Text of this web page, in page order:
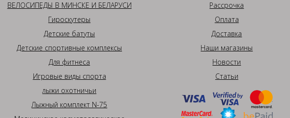
ВЕЛОСИПЕДЫ В МИНСКЕ И БЕЛАРУСИ
Гироскутеры
Детские батуты
Детские спортивные комплексы
Для фитнеса
Игровые виды спорта
лыжи охотничьи
Лыжный комплект N-75
Рассрочка
Оплата
Доставка
Наши магазины
Новости
Статьи